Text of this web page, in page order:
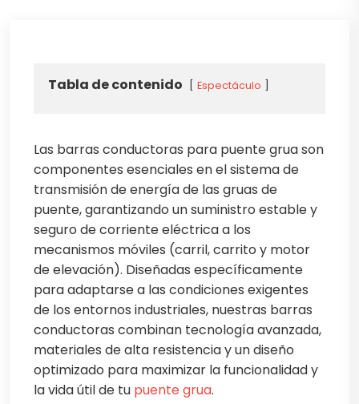
Tabla de contenido Espectáculo
Las barras conductoras para puente grua son
componentes esenciales en el sistema de
transmisión de energía de las gruas de
puente, garantizando un suministro estable y
seguro de corriente eléctrica a los
mecanismos móviles (carril,carrito y motor
de elevación). Diseñadas específicamente
para adaptarse a las condiciones exigentes
de los entornos industriales, nuestras barras
conductoras combinan tecnología avanzada,
materiales de alta resistencia y un diseño
optimizado para maximizar la funcionalidad y
la vida útil de tu puente grua.